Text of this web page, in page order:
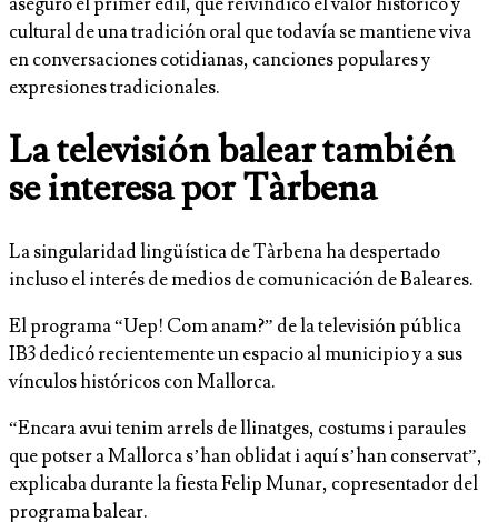
cultural de una tradición oral que todavía se mantiene viva
en conversaciones cotidianas, canciones populares y
expresiones tradicionales.
La televisión balear también
se interesa por Tàrbena
La singularidad lingüística de Tàrbena ha despertado
incluso el interés de medios de comunicación de Baleares.
El programa “Uep! Com anam?” de la televisión pública
IB3 dedicó recientemente un espacio al municipio y a sus
vínculos históricos con Mallorca.
“Encara avui tenim arrels de llinatges, costums i paraules
que potser a Mallorca s’han oblidat i aquí s’han conservat”,
explicaba durante la fiesta Felip Munar, copresentador del
programa balear.